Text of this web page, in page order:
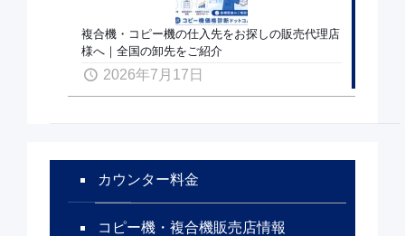
複合機・コピー機の仕入先をお探しの販売代理店
様へ｜全国の卸先をご紹介
2026年7月17日
カウンター料金
コピー機・複合機販売店情報